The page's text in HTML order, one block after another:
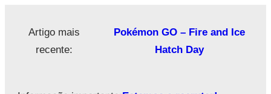
Artigo mais
recente:
Pokémon GO – Fire and Ice
Hatch Day